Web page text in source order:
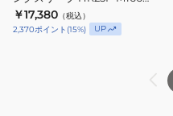
ク
C.GRY
￥17,380 （税込）
2,370ポイント (15%) UP